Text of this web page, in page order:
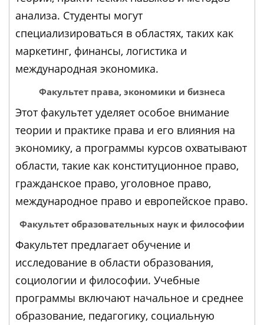
анализа. Студенты могут
специализироваться в областях, таких как
маркетинг, финансы, логистика и
международная экономика.
Факультет права, экономики и бизнеса
Этот факультет уделяет особое внимание
теории и практике права и его влияния на
экономику, а программы курсов охватывают
области, такие как конституционное право,
гражданское право, уголовное право,
международное право и европейское право.
Факультет образовательных наук и философии
Факультет предлагает обучение и
исследование в области образования,
социологии и философии. Учебные
программы включают начальное и среднее
образование, педагогику, социальную